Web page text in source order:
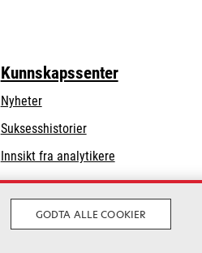
Kunnskapssenter
Nyheter
Suksesshistorier
Innsikt fra analytikere
GODTA ALLE COOKIER